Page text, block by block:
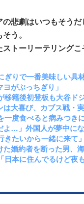
の悲劇はいつもそうだ
う。
トーリーテリングこ
ぎりで一番美味しい具
がぶっちぎり」
移籍後初登板も大谷ド
は大喜び、カブス戦・
一度食べると病みつき
よ…」外国人が夢中に
きたいから一緒に来て
た婚約者を断った男、
日本に住んでるけど夜